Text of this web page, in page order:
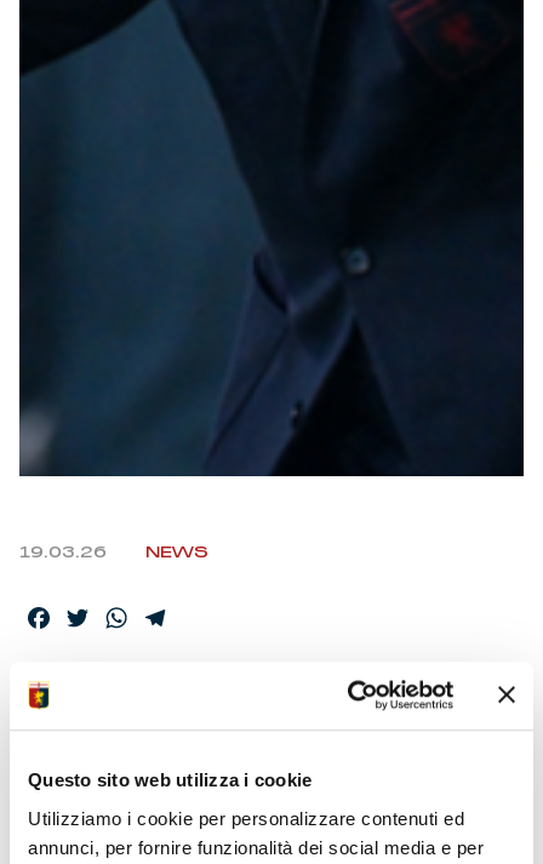
Questo sito web utilizza i cookie
Utilizziamo i cookie per personalizzare contenuti ed
annunci, per fornire funzionalità dei social media e per
Summer Sale
Mare
Isolani x Genoa
Gift Card Online Store
19.03.26 NEWS
Facebook
TwitterWhatsApp
DANIELE DE ROSSI –
CONFERENZA